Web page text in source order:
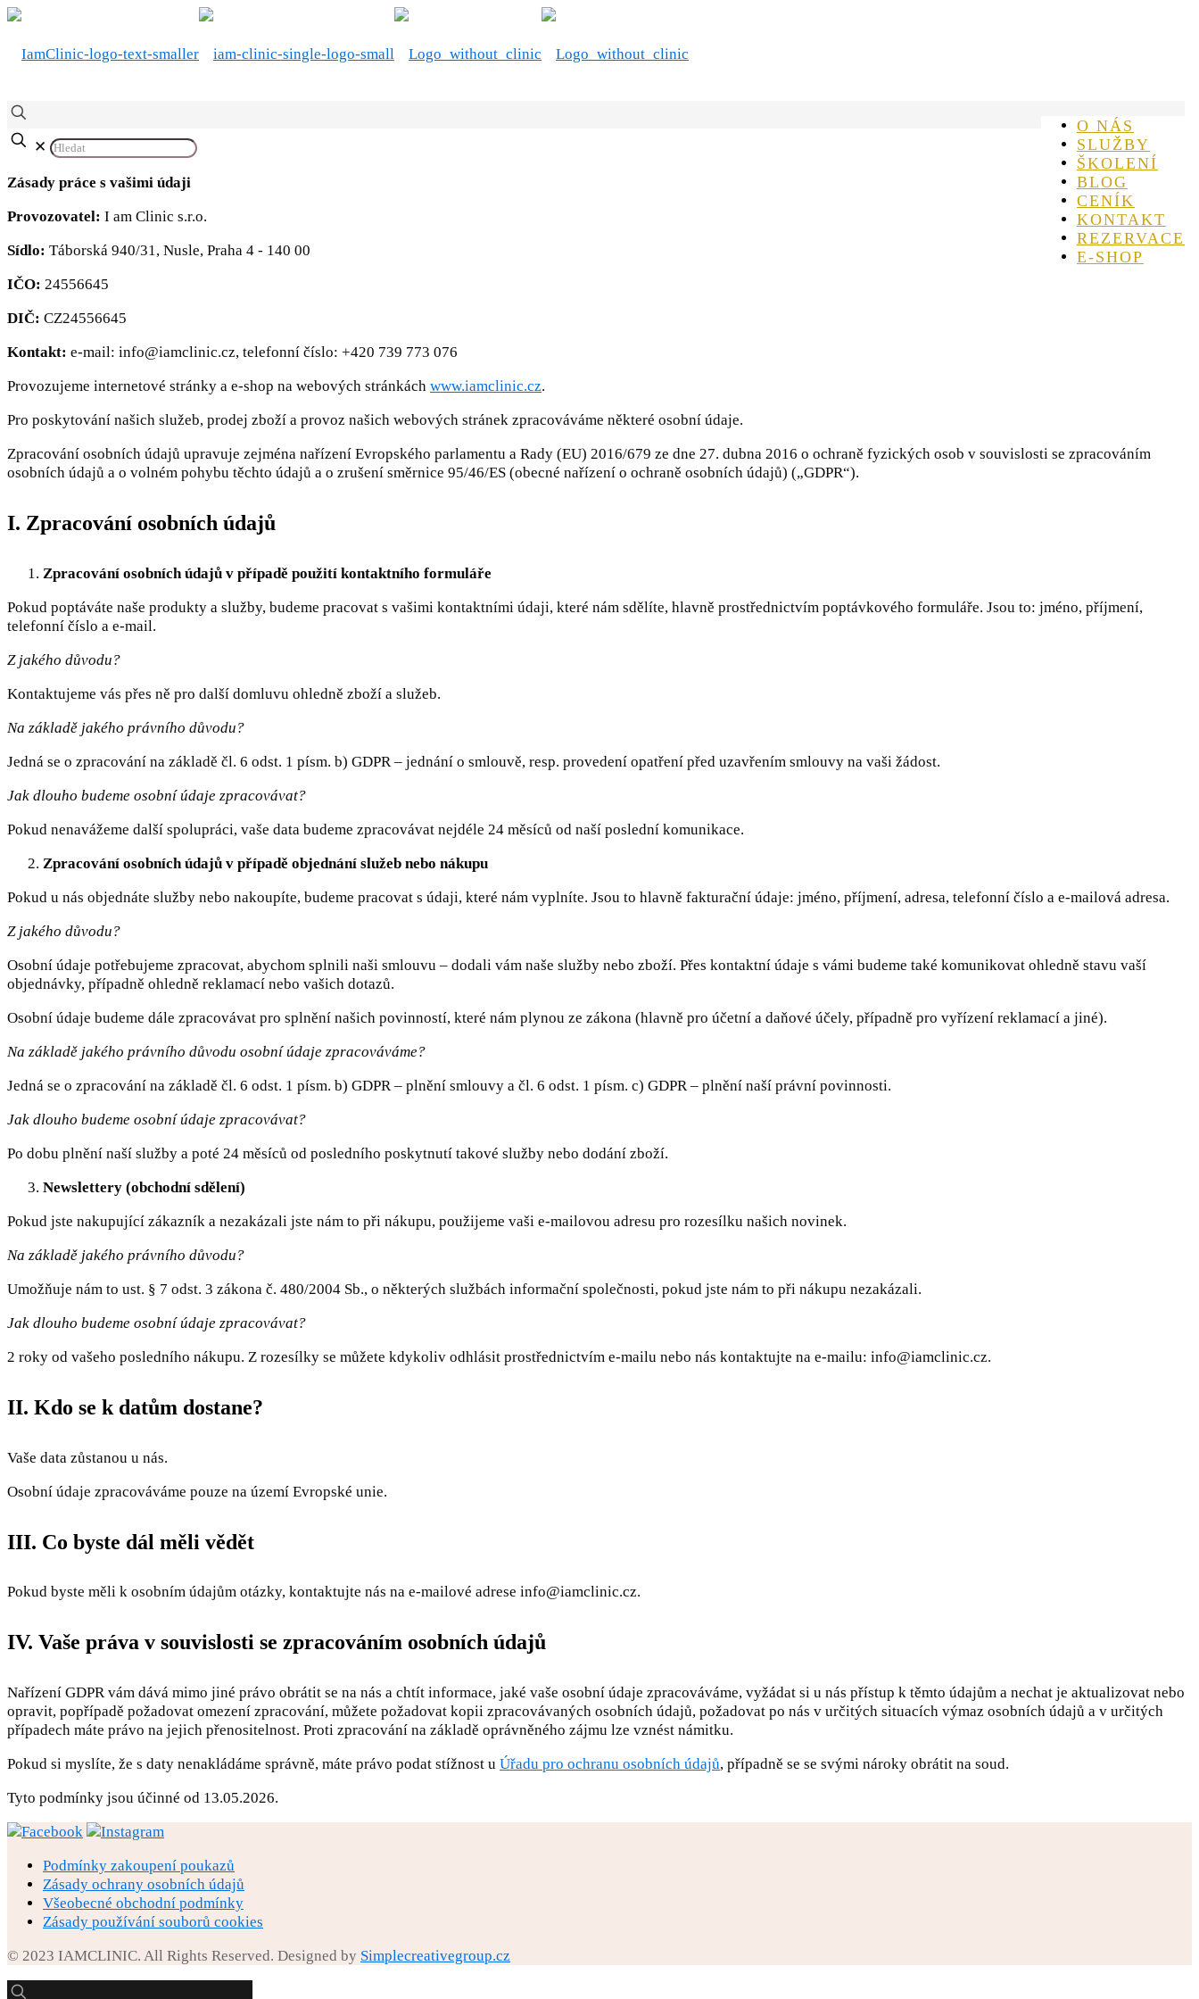
O NÁS
SLUŽBY
ŠKOLENÍ
BLOG
CENÍK
KONTAKT
REZERVACE
E-SHOP
✕
Zásady práce s vašimi údaji
Provozovatel: I am Clinic s.r.o.
Sídlo: Táborská 940/31, Nusle, Praha 4 - 140 00
IČO: 24556645
DIČ: CZ24556645
Kontakt: e-mail: info@iamclinic.cz, telefonní číslo: +420 739 773 076
Provozujeme internetové stránky a e-shop na webových stránkách www.iamclinic.cz.
Pro poskytování našich služeb, prodej zboží a provoz našich webových stránek zpracováváme některé osobní údaje.
Zpracování osobních údajů upravuje zejména nařízení Evropského parlamentu a Rady (EU) 2016/679 ze dne 27. dubna 2016 o ochraně fyzických osob v souvislosti se zpracováním
osobních údajů a o volném pohybu těchto údajů a o zrušení směrnice 95/46/ES (obecné nařízení o ochraně osobních údajů) („GDPR“).
I. Zpracování osobních údajů
Zpracování osobních údajů v případě použití kontaktního formuláře
Pokud poptáváte naše produkty a služby, budeme pracovat s vašimi kontaktními údaji, které nám sdělíte, hlavně prostřednictvím poptávkového formuláře. Jsou to: jméno, příjmení,
telefonní číslo a e-mail.
Z jakého důvodu?
Kontaktujeme vás přes ně pro další domluvu ohledně zboží a služeb.
Na základě jakého právního důvodu?
Jedná se o zpracování na základě čl. 6 odst. 1 písm. b) GDPR – jednání o smlouvě, resp. provedení opatření před uzavřením smlouvy na vaši žádost.
Jak dlouho budeme osobní údaje zpracovávat?
Pokud nenavážeme další spolupráci, vaše data budeme zpracovávat nejdéle 24 měsíců od naší poslední komunikace.
Zpracování osobních údajů v případě objednání služeb nebo nákupu
Pokud u nás objednáte služby nebo nakoupíte, budeme pracovat s údaji, které nám vyplníte. Jsou to hlavně fakturační údaje: jméno, příjmení, adresa, telefonní číslo a e-mailová adresa.
Z jakého důvodu?
Osobní údaje potřebujeme zpracovat, abychom splnili naši smlouvu – dodali vám naše služby nebo zboží. Přes kontaktní údaje s vámi budeme také komunikovat ohledně stavu vaší
objednávky, případně ohledně reklamací nebo vašich dotazů.
Osobní údaje budeme dále zpracovávat pro splnění našich povinností, které nám plynou ze zákona (hlavně pro účetní a daňové účely, případně pro vyřízení reklamací a jiné).
Na základě jakého právního důvodu osobní údaje zpracováváme?
Jedná se o zpracování na základě čl. 6 odst. 1 písm. b) GDPR – plnění smlouvy a čl. 6 odst. 1 písm. c) GDPR – plnění naší právní povinnosti.
Jak dlouho budeme osobní údaje zpracovávat?
Po dobu plnění naší služby a poté 24 měsíců od posledního poskytnutí takové služby nebo dodání zboží.
Newslettery (obchodní sdělení)
Pokud jste nakupující zákazník a nezakázali jste nám to při nákupu, použijeme vaši e-mailovou adresu pro rozesílku našich novinek.
Na základě jakého právního důvodu?
Umožňuje nám to ust. § 7 odst. 3 zákona č. 480/2004 Sb., o některých službách informační společnosti, pokud jste nám to při nákupu nezakázali.
Jak dlouho budeme osobní údaje zpracovávat?
2 roky od vašeho posledního nákupu. Z rozesílky se můžete kdykoliv odhlásit prostřednictvím e-mailu nebo nás kontaktujte na e-mailu: info@iamclinic.cz.
II. Kdo se k datům dostane?
Vaše data zůstanou u nás.
Osobní údaje zpracováváme pouze na území Evropské unie.
III. Co byste dál měli vědět
Pokud byste měli k osobním údajům otázky, kontaktujte nás na e-mailové adrese info@iamclinic.cz.
IV. Vaše práva v souvislosti se zpracováním osobních údajů
Nařízení GDPR vám dává mimo jiné právo obrátit se na nás a chtít informace, jaké vaše osobní údaje zpracováváme, vyžádat si u nás přístup k těmto údajům a nechat je aktualizovat nebo
opravit, popřípadě požadovat omezení zpracování, můžete požadovat kopii zpracovávaných osobních údajů, požadovat po nás v určitých situacích výmaz osobních údajů a v určitých
případech máte právo na jejich přenositelnost. Proti zpracování na základě oprávněného zájmu lze vznést námitku.
Pokud si myslíte, že s daty nenakládáme správně, máte právo podat stížnost u Úřadu pro ochranu osobních údajů, případně se se svými nároky obrátit na soud.
Tyto podmínky jsou účinné od 13.05.2026.
Podmínky zakoupení poukazů
Zásady ochrany osobních údajů
Všeobecné obchodní podmínky
Zásady používání souborů cookies
© 2023 IAMCLINIC. All Rights Reserved. Designed by Simplecreativegroup.cz